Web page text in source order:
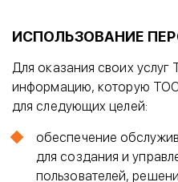
ИСПОЛЬЗОВАНИЕ
Для оказания своих
информацию, которую
для следующих целей:
обеспечение
для создания и
пользователей,